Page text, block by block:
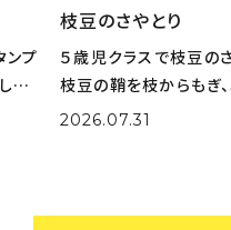
ンプ
。
枝豆のさやとり
５歳児クラスで枝豆の
枝豆の鞘を枝からもぎ
ました。 大量の鞘から
2026.07.31